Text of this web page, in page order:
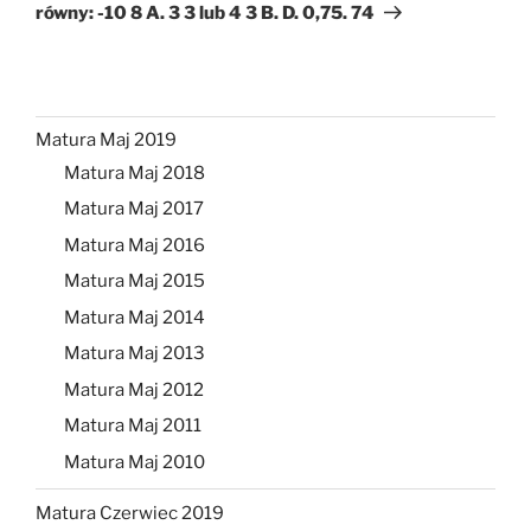
równy: -10 8 A. 3 3 lub 4 3 B. D. 0,75. 74
Matura Maj 2019
Matura Maj 2018
Matura Maj 2017
Matura Maj 2016
Matura Maj 2015
Matura Maj 2014
Matura Maj 2013
Matura Maj 2012
Matura Maj 2011
Matura Maj 2010
Matura Czerwiec 2019